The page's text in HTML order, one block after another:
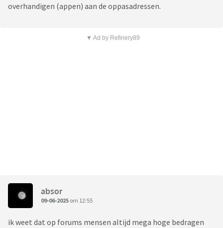
overhandigen (appen) aan de oppasadressen.
▼ Ad by Refinery89
absor
09-06-2025 om 12:55
ik weet dat op forums mensen altijd mega hoge bedragen